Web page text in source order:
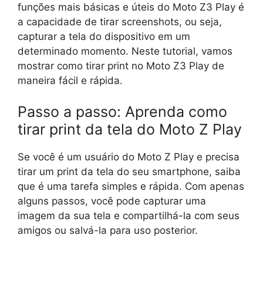
funções mais básicas e úteis do Moto Z3 Play é
a capacidade de tirar screenshots, ou seja,
capturar a tela do dispositivo em um
determinado momento. Neste tutorial, vamos
mostrar como tirar print no Moto Z3 Play de
maneira fácil e rápida.
Passo a passo: Aprenda como
tirar print da tela do Moto Z Play
Se você é um usuário do Moto Z Play e precisa
tirar um print da tela do seu smartphone, saiba
que é uma tarefa simples e rápida. Com apenas
alguns passos, você pode capturar uma
imagem da sua tela e compartilhá-la com seus
amigos ou salvá-la para uso posterior.